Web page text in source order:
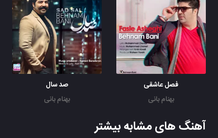
فصل عاشقی
بهنام بانی
صد سال
بهنام بانی
آهنگ های مشابه بیشتر